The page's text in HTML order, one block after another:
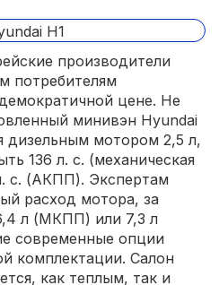
производители
потребителям
цене. Не
минивэн Hyundai
дизельным мотором 2,5 л,
136 л. с. (механическая
с. (АКПП). Экспертам
расход мотора, за
л (МКПП) или 7,3 л
современные опции
комплектации. Салон
как теплым, так и